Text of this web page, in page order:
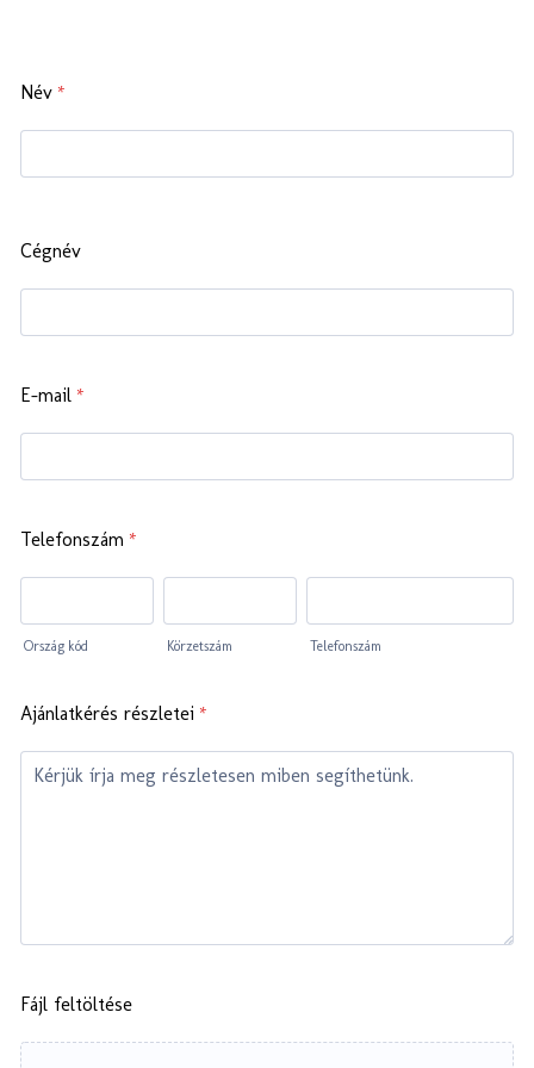
Név *
Cégnév
E-mail *
Telefonszám *
Ország kód Körzetszám Telefonszám
Ajánlatkérés részletei *
Fájl feltöltése